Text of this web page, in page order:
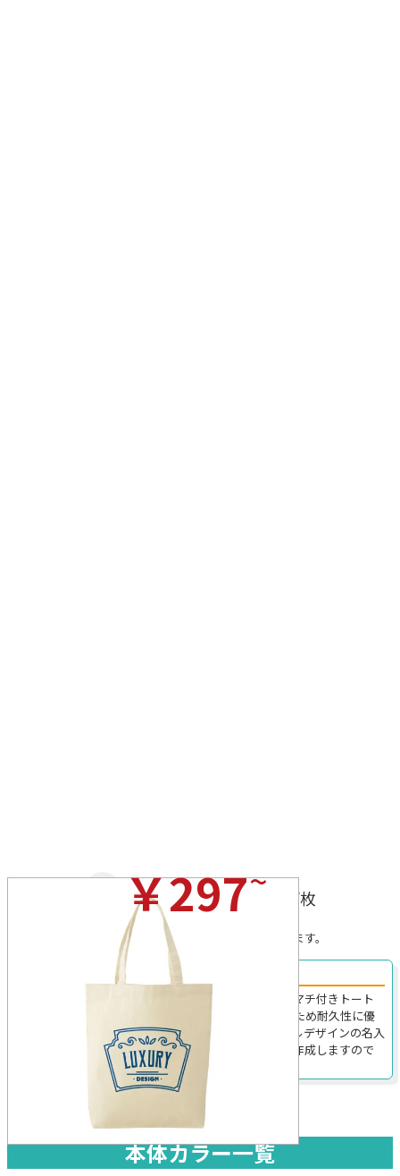
￥297~(税込)/枚
※プリントを行わない場合の税込価格です。
※無地の場合、ロット割れ手数料がかかることがあります。
B4サイズで丈夫な厚手コットンのマチ付きトート！
205017｜約横280×縦380×奥行100mmのB4サイズのマチ付きトート
です。10オンスの厚手なコットン素材を使用しているため耐久性に優
れており、日常的に使うのにも重宝します。オリジナルデザインの名入
れプリントもフルカラーで可能な上、格安でオーダー作成しますので
お気軽にご相談ください。
本体カラー一覧